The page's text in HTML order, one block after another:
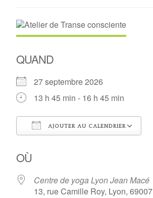
QUAND
27 septembre 2026
13 h 45 min - 16 h 45 min
AJOUTER AU CALENDRIER
OÙ
Centre de yoga Lyon Jean Macé
13, rue Camille Roy, Lyon, 69007